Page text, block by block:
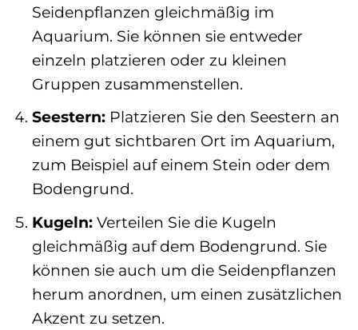
Seidenpflanzen gleichmäßig im
Aquarium. Sie können sie entweder
einzeln platzieren oder zu kleinen
Gruppen zusammenstellen.
Seestern:Platzieren Sie den Seestern an
einem gut sichtbaren Ort im Aquarium,
zum Beispiel auf einem Stein oder dem
Bodengrund.
Kugeln:Verteilen Sie die Kugeln
gleichmäßig auf dem Bodengrund. Sie
können sie auch um die Seidenpflanzen
herum anordnen, um einen zusätzlichen
Akzent zu setzen.